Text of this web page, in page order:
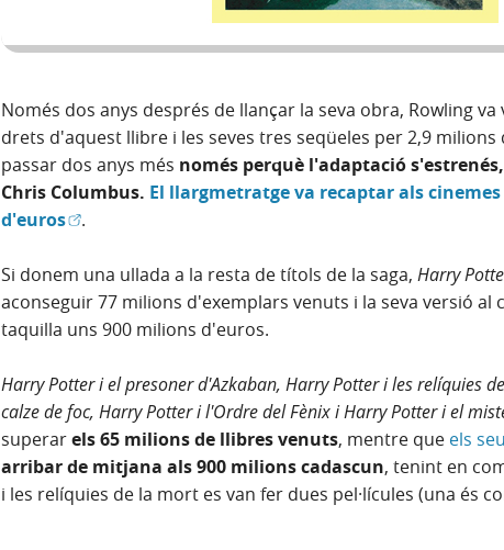
Només dos anys després de llançar la seva obra, Rowling
drets d'aquest llibre i les seves tres seqüeles per 2,9
passar dos anys més només perquè l'adaptació
Chris Columbus. El llargmetratge va recaptar als
d'euros(Obre en finestra nova)
.
Si donem una ullada a la resta de títols de la saga, Harry
aconseguir 77 milions d'exemplars venuts i la seva versió al
taquilla uns 900 milions d'euros.
Harry Potter i el presoner d'Azkaban, Harry Potter i les relíquies
calze de foc, Harry Potter i l'Ordre del Fènix i Harry Potter i el
superarels 65 milions de llibres venuts, mentre queels
arribar de mitjana als 900 milions cadascun, tenint en
i les relíquies de la mort es van fer dues pel·lícules (una és